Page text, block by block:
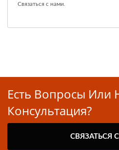
Связаться с нами
Есть Вопросы Или
Консультация?
СВЯЗАТЬСЯ